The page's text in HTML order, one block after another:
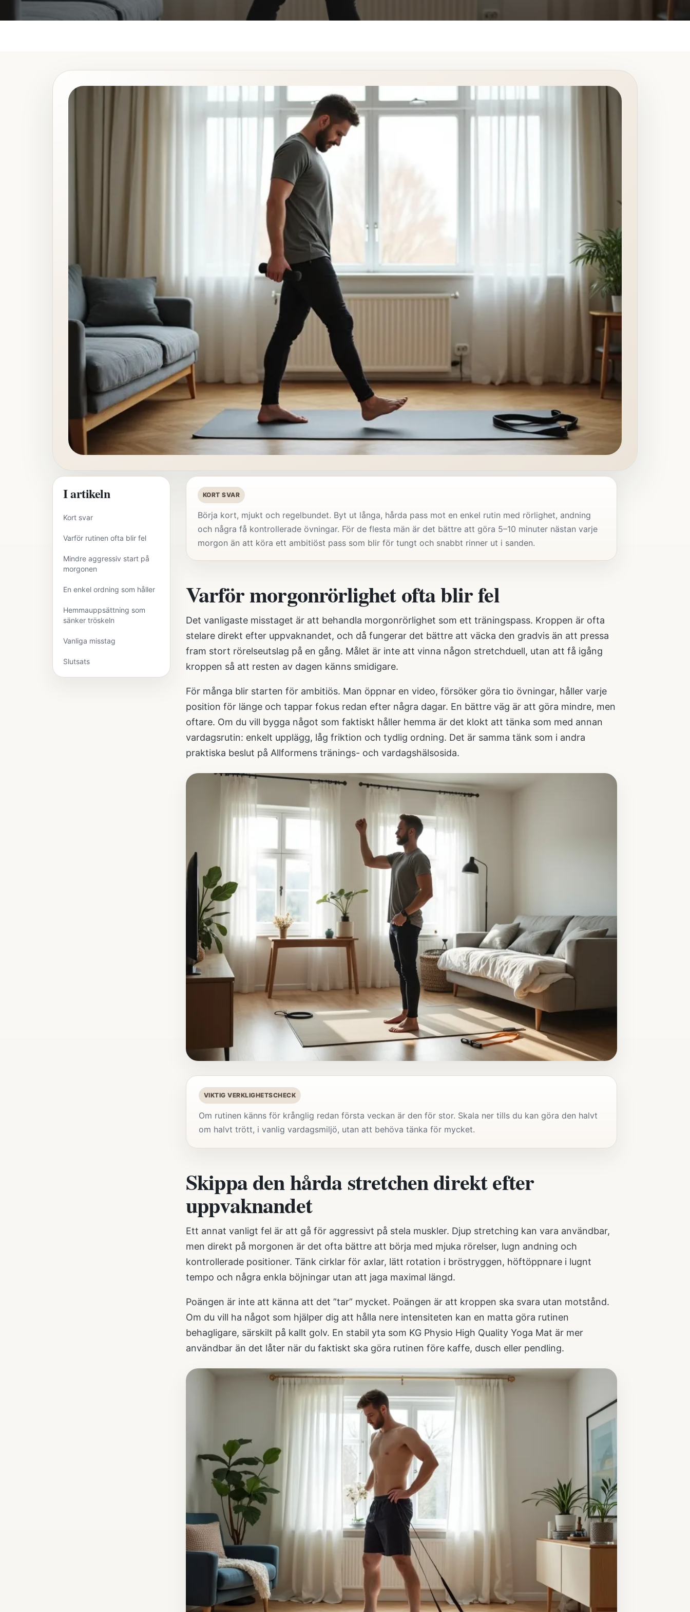
I artikeln
Kort svar
Varför rutinen ofta blir fel
Mindre aggressiv start på
morgonen
En enkel ordning som håller
Hemmauppsättning som
sänker tröskeln
Vanliga misstag
Slutsats
KORT SVAR
Börja kort, mjukt och regelbundet. Byt ut långa, hårda pass mot en enkel rutin med rörlighet, andning
och några få kontrollerade övningar. För de flesta män är det bättre att göra 5–10 minuter nästan varje
morgon än att köra ett ambitiöst pass som blir för tungt och snabbt rinner ut i sanden.
Varför morgonrörlighet ofta blir fel
Det vanligaste misstaget är att behandla morgonrörlighet som ett träningspass. Kroppen är ofta
stelare direkt efter uppvaknandet, och då fungerar det bättre att väcka den gradvis än att pressa
fram stort rörelseutslag på en gång. Målet är inte att vinna någon stretchduell, utan att få igång
kroppen så att resten av dagen känns smidigare.
För många blir starten för ambitiös. Man öppnar en video, försöker göra tio övningar, håller varje
position för länge och tappar fokus redan efter några dagar. En bättre väg är att göra mindre, men
oftare. Om du vill bygga något som faktiskt håller hemma är det klokt att tänka som med annan
vardagsrutin: enkelt upplägg, låg friktion och tydlig ordning. Det är samma tänk som i andra
praktiska beslut på Allformens tränings- och vardagshälsosida.
VIKTIG VERKLIGHETSCHECK
Om rutinen känns för krånglig redan första veckan är den för stor. Skala ner tills du kan göra den halvt
om halvt trött, i vanlig vardagsmiljö, utan att behöva tänka för mycket.
Skippa den hårda stretchen direkt efter
uppvaknandet
Ett annat vanligt fel är att gå för aggressivt på stela muskler. Djup stretching kan vara användbar,
men direkt på morgonen är det ofta bättre att börja med mjuka rörelser, lugn andning och
kontrollerade positioner. Tänk cirklar för axlar, lätt rotation i bröstryggen, höftöppnare i lugnt
tempo och några enkla böjningar utan att jaga maximal längd.
Poängen är inte att känna att det ”tar” mycket. Poängen är att kroppen ska svara utan motstånd.
Om du vill ha något som hjälper dig att hålla nere intensiteten kan en matta göra rutinen
behagligare, särskilt på kallt golv. En stabil yta som KG Physio High Quality Yoga Mat är mer
användbar än det låter när du faktiskt ska göra rutinen före kaffe, dusch eller pendling.